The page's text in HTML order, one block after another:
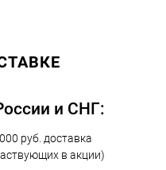
и СНГ:
руб. доставка
в акции)